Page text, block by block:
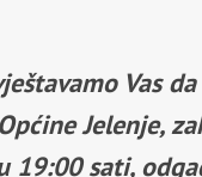
Vas da
Jelenje,
19:00 sati,